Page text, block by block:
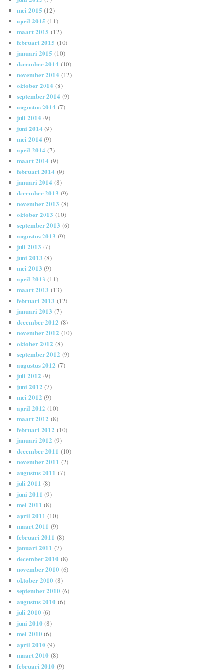
mei 2015 (12)
april 2015 (11)
maart 2015 (12)
februari 2015 (10)
januari 2015 (10)
december 2014 (10)
november 2014 (12)
oktober 2014 (8)
september 2014 (9)
augustus 2014 (7)
juli 2014 (9)
juni 2014 (9)
mei 2014 (9)
april 2014 (7)
maart 2014 (9)
februari 2014 (9)
januari 2014 (8)
december 2013 (9)
november 2013 (8)
oktober 2013 (10)
september 2013 (6)
augustus 2013 (9)
juli 2013 (7)
juni 2013 (8)
mei 2013 (9)
april 2013 (11)
maart 2013 (13)
februari 2013 (12)
januari 2013 (7)
december 2012 (8)
november 2012 (10)
oktober 2012 (8)
september 2012 (9)
augustus 2012 (7)
juli 2012 (9)
juni 2012 (7)
mei 2012 (9)
april 2012 (10)
maart 2012 (8)
februari 2012 (10)
januari 2012 (9)
december 2011 (10)
november 2011 (2)
augustus 2011 (7)
juli 2011 (8)
juni 2011 (9)
mei 2011 (8)
april 2011 (10)
maart 2011 (9)
februari 2011 (8)
januari 2011 (7)
december 2010 (8)
november 2010 (6)
oktober 2010 (8)
september 2010 (6)
augustus 2010 (6)
juli 2010 (6)
juni 2010 (8)
mei 2010 (6)
april 2010 (9)
maart 2010 (8)
februari 2010 (9)